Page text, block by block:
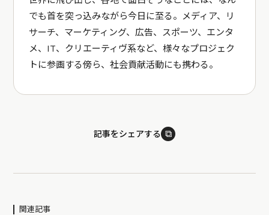
でも首を突っ込みながら今日に至る。メディア、リ
サーチ、マーケティング、広告、スポーツ、エンタ
メ、IT、クリエーティヴ系など、様々なプロジェク
トに参画する傍ら、社会貢献活動にも携わる。
記事をシェアする ⧉
関連記事